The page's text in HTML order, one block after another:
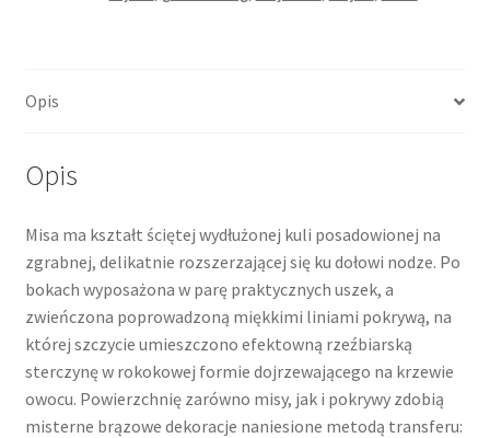
XIX
Opis
Opis
Misa ma kształt ściętej wydłużonej kuli posadowionej na
zgrabnej, delikatnie rozszerzającej się ku dołowi nodze. Po
bokach wyposażona w parę praktycznych uszek, a
zwieńczona poprowadzoną miękkimi liniami pokrywą, na
której szczycie umieszczono efektowną rzeźbiarską
sterczynę w rokokowej formie dojrzewającego na krzewie
owocu. Powierzchnię zarówno misy, jak i pokrywy zdobią
misterne brązowe dekoracje naniesione metodą transferu: